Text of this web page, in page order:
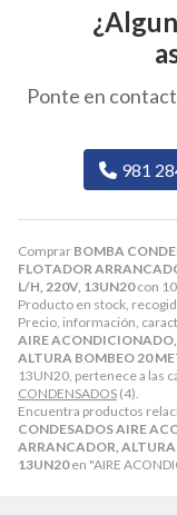
Comprar BOMBA
FLOTADOR
L/H, 220V, 13UN20con
Producto en stock,
Precio, información,
AIRE
ALTURA BOMBEO 20
13UN20, pertenece a las
CONDENSADOS (4).
Encuentra productos
CONDESADOS AIRE
ARRANCADOR,
13UN20en "AIRE
Ponte en
981